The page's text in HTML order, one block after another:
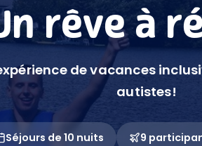
rêve à
de vacances
autistes!
Séjours de 10 nuits 9